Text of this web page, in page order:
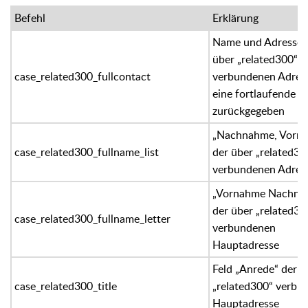
Befehl Erklärung
case_related300_fullcontact
Name und Adresse
über „related300“
verbundenen
eine fortlaufende
zurückgegeben
case_related300_fullname_list
„Nachnahme,
der über
verbundenen
case_related300_fullname_letter
„Vornahme
der über
verbundenen
Hauptadresse
case_related300_title
Feld „Anrede“ der
„related300“
Hauptadresse